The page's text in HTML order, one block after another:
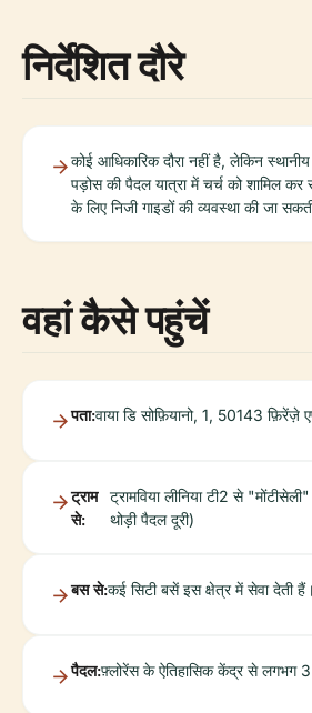
निर्देशित दौरे
कोई आधिकारिक दौरा नहीं है, लेकिन
पड़ोस की पैदल यात्रा में चर्च को शामिल
के लिए निजी गाइडों की व्यवस्था की जा
वहां कैसे पहुंचें
पता:वाया डि सोफ़ियानो, 1, 50143
ट्राम
से:
ट्रामविया लीनिया टी2 से
थोड़ी पैदल दूरी)
बस से:कई सिटी बसें इस क्षेत्र में सेवा देती हैं।
पैदल:फ़्लोरेंस के ऐतिहासिक केंद्र से लगभग 3